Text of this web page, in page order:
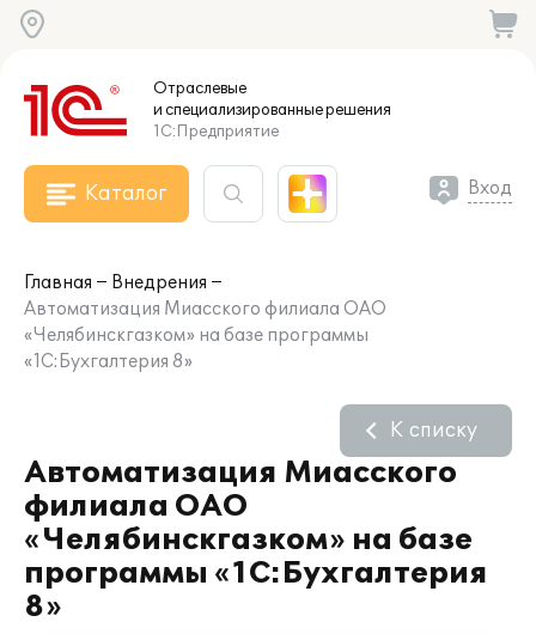
Отраслевые
и специализированныерешения
1С:Предприятие
Каталог Вход
Главная
Внедрения
Автоматизация Миасского филиала ОАО
«Челябинскгазком» на базе программы
«1С:Бухгалтерия 8»
Автоматизация Миасского
филиала ОАО
«Челябинскгазком» на базе
программы «1С:Бухгалтерия
8»
К списку